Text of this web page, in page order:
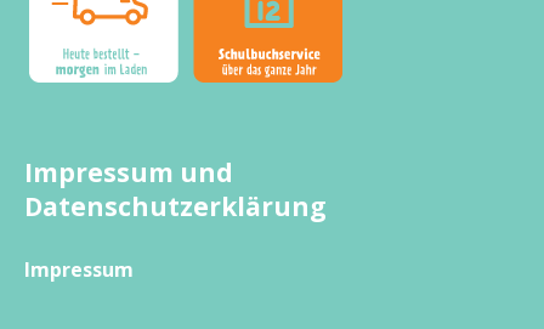
Impressum und
Datenschutzerklärung
Impressum